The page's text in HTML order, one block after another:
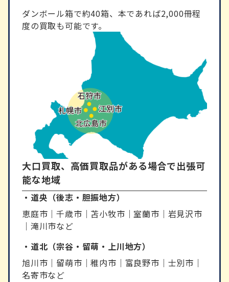
ダンボール箱で約40箱、本であれば2,000冊程
度の買取も可能です。
大口買取、高価買取品がある場合で出張可
能な地域
・道央（後志・胆振地方）
恵庭市｜千歳市｜苫小牧市｜室蘭市｜岩見沢市
｜滝川市など
・道北（宗谷・留萌・上川地方）
旭川市｜留萌市｜稚内市｜富良野市｜士別市｜
名寄市など